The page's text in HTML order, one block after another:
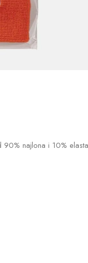
najlona i 10%